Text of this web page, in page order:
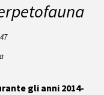
gli anni 2014-